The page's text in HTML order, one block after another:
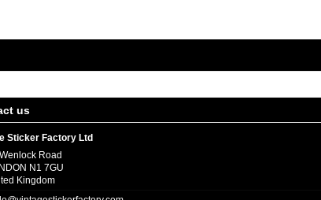
us
Sticker Factory Ltd
Road
N1 7GU
Kingdom